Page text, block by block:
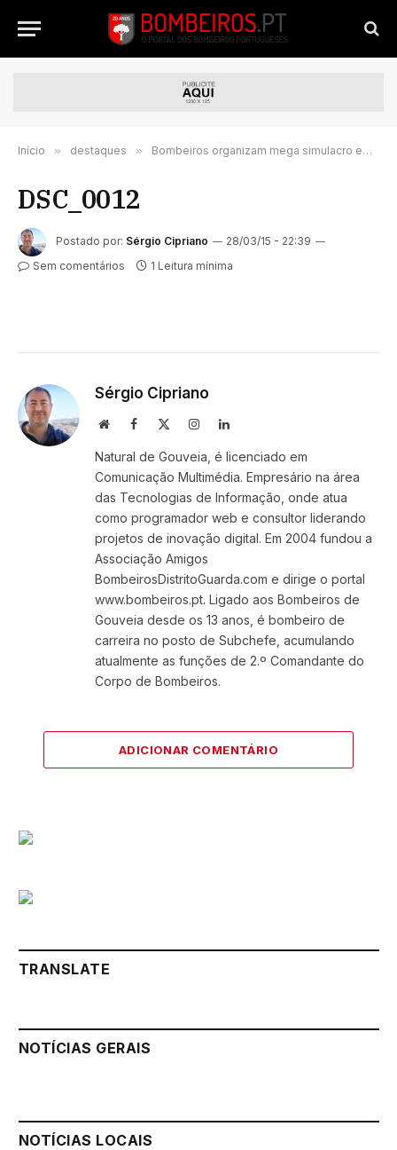
Início » destaques » Bombeiros organizam mega simulacro em Vila Franca das Naves – Trancoso
DSC_0012
Postado por: Sérgio Cipriano
28/03/15 - 22:39
Sem comentários
1 Leitura mínima
Sérgio Cipriano
WebsiteFacebook InstagramLinkedIn
Natural de Gouveia, é licenciado em
Comunicação Multimédia. Empresário na área
das Tecnologias de Informação, onde atua
como programador web e consultor liderando
projetos de inovação digital. Em 2004 fundou a
Associação Amigos
BombeirosDistritoGuarda.com e dirige o portal
www.bombeiros.pt. Ligado aos Bombeiros de
Gouveia desde os 13 anos, é bombeiro de
carreira no posto de Subchefe, acumulando
atualmente as funções de 2.º Comandante do
Corpo de Bombeiros.
ADICIONAR COMENTÁRIO
TRANSLATE
NOTÍCIAS GERAIS
NOTÍCIAS LOCAIS